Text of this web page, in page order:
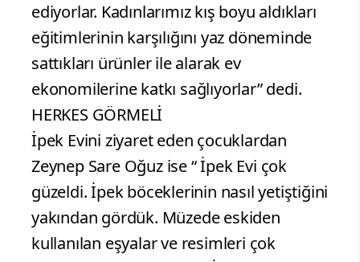
ediyorlar. Kadınlarımız kış boyu aldıkları
eğitimlerinin karşılığını yaz döneminde
sattıkları ürünler ile alarak ev
ekonomilerine katkı sağlıyorlar” dedi.
HERKES GÖRMELİ
İpek Evini ziyaret eden çocuklardan
Zeynep Sare Oğuz ise “ İpek Evi çok
güzeldi. İpek böceklerinin nasıl yetiştiğini
yakından gördük. Müzede eskiden
kullanılan eşyalar ve resimleri çok